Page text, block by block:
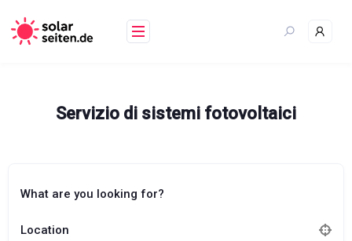
content
Servizio di sistemi fotovoltaici
What are you looking for?
Location